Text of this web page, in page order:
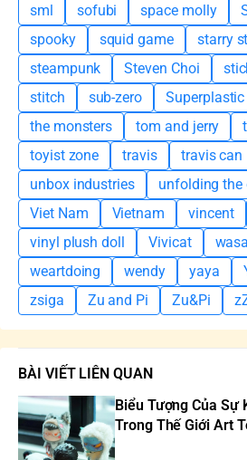
sml
sofubi space molly
spooky
squid game
starry
steampunk
Steven Choi
stitch
sub-zero Superplastic
the monsters
tom and jerry
toyist zone
travis travis can
unbox industries
unfolding the
Viet Nam
Vietnam vincent
vinyl plush doll
Vivicat wasa
weartdoing
wendy yaya
zsiga
Zu and Pi Zu&Pi
BÀI VIẾT LIÊN QUAN
Biểu Tượng Của Sự
Trong Thế Giới Art